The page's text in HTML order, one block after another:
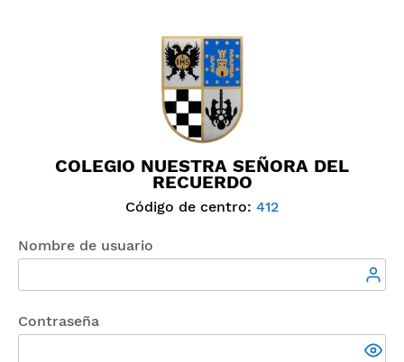
COLEGIO NUESTRA SEÑORA DEL
RECUERDO
Código de centro: 412
Nombre de usuario
Contraseña